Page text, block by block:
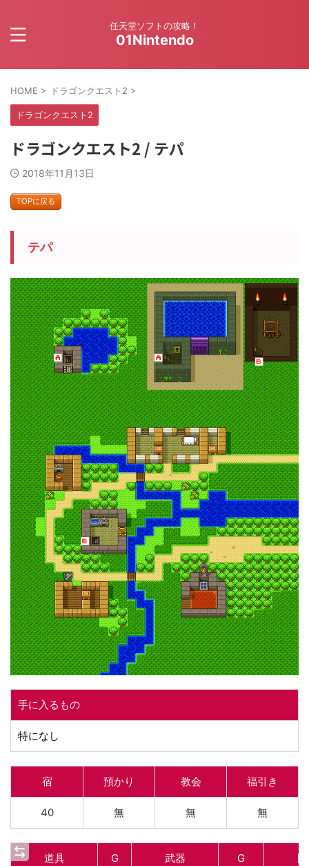
任天堂ソフトの攻略！
01Nintendo
HOME > ドラゴンクエスト2 >
ドラゴンクエスト2
ドラゴンクエスト2 / テパ
2018年11月13日
TOPに戻る
テパ
手に入るもの
特になし
宿 預かり 教会 福引き
40 無 無 無
道具 G 武器 G